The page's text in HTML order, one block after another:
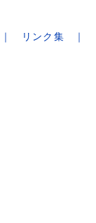
リンク集